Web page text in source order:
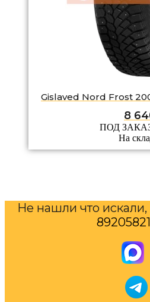
Gislaved Nord Frost
8
ПОД
На
Не нашли что